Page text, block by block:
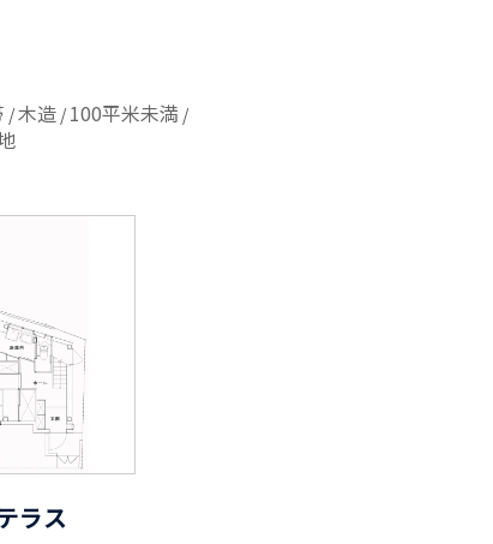
木造 100平米未満
ラス